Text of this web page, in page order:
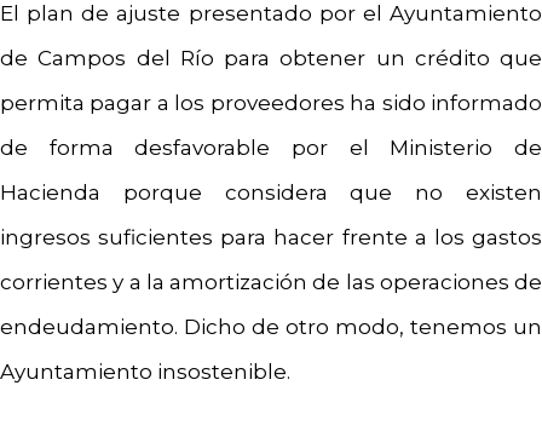
El plan de ajuste presentado por el Ayuntamiento
de Campos del Río para obtener un crédito que
permita pagar a los proveedores ha sido informado
de forma desfavorable por el Ministerio de
Hacienda porque considera que no existen
ingresos suficientes para hacer frente a los gastos
corrientes y a la amortización de las operaciones de
endeudamiento. Dicho de otro modo, tenemos un
Ayuntamiento insostenible.